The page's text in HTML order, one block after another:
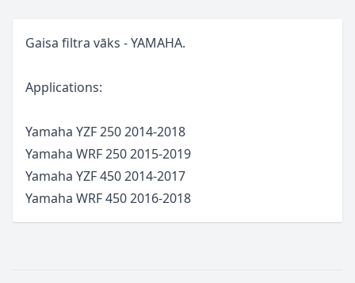
Gaisa filtra vāks - YAMAHA.
Applications:
Yamaha YZF 250 2014-2018
Yamaha WRF 250 2015-2019
Yamaha YZF 450 2014-2017
Yamaha WRF 450 2016-2018